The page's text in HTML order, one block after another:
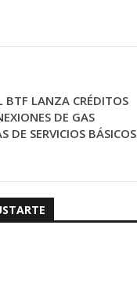
BTF LANZA CRÉDITOS
DE GAS
DE SERVICIOS BÁSICOS